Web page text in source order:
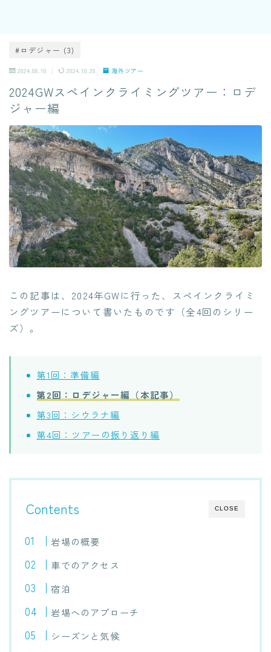
#ロデジャー (3)
2024.08.10 2024.10.28 海外ツアー
2024GWスペインクライミングツアー：ロデ
ジャー編
この記事は、2024年GWに行った、スペインクライミ
ングツアーについて書いたものです（全4回のシリー
ズ）。
第1回：準備編
第2回：ロデジャー編（本記事）
第3回：シウラナ編
第4回：ツアーの振り返り編
CLOSE
Contents
岩場の概要
車でのアクセス
宿泊
岩場へのアプローチ
シーズンと気候